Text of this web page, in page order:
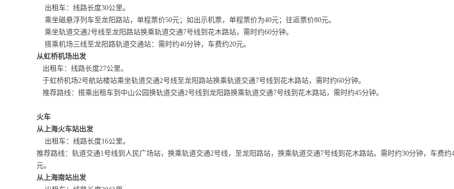
出租车：线路长度30公里。
乘坐磁悬浮列车至龙阳路站，单程票价50元；如出示机票，单程票价为40元；往返票价80元。
乘坐轨道交通2号线至龙阳路站换乘轨道交通7号线到花木路站，需时约60分钟。
搭乘机场三线至龙阳路轨道交通站：需时约40分钟，车费约20元。
从虹桥机场出发
出租车：线路长度27公里。
于虹桥机场2号航站楼站乘坐轨道交通2号线至龙阳路站换乘轨道交通7号线到花木路站，需时约60分钟。
推荐路线：搭乘出租车到中山公园换轨道交通2号线到龙阳路换乘轨道交通7号线到花木路站，需时约45分钟。
火车
从上海火车站出发
出租车：线路长度16公里。
推荐路线：轨道交通1号线到人民广场站，换乘轨道交通2号线，至龙阳路站，换乘轨道交通7号线到花木路站。需时约30分钟，车费约
元。
从上海南站出发